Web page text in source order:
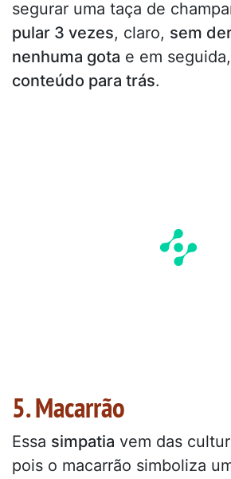
segurar uma taça de
pular 3 vezes, claro, sem
nenhuma gota e em
conteúdo para trás.
5. Macarrão
Essa simpatia vem das
pois o macarrão simboliza